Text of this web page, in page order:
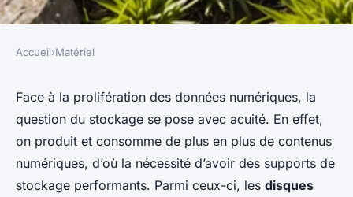
Quels sont les avantages des
disques durs externes durcis
pour une utilisation en
extérieur ?
Accueil›Matériel
Face à la prolifération des données numériques, la
question du stockage se pose avec acuité. En effet,
on produit et consomme de plus en plus de contenus
numériques, d’où la nécessité d’avoir des supports de
stockage performants. Parmi ceux-ci, les disques